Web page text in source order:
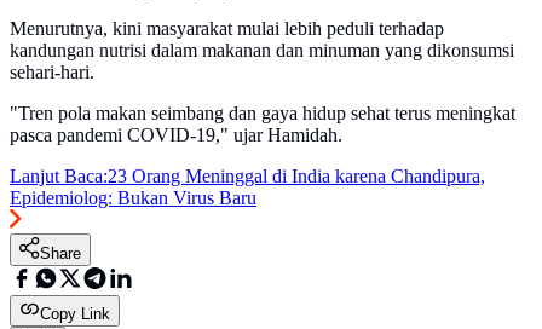
Menurutnya, kini masyarakat mulai lebih peduli terhadap
kandungan nutrisi dalam makanan dan minuman yang dikonsumsi
sehari-hari.
"Tren pola makan seimbang dan gaya hidup sehat terus meningkat
pasca pandemi COVID-19," ujar Hamidah.
Lanjut Baca:23 Orang Meninggal di India karena Chandipura,
Epidemiolog: Bukan Virus Baru
Share
Copy Link